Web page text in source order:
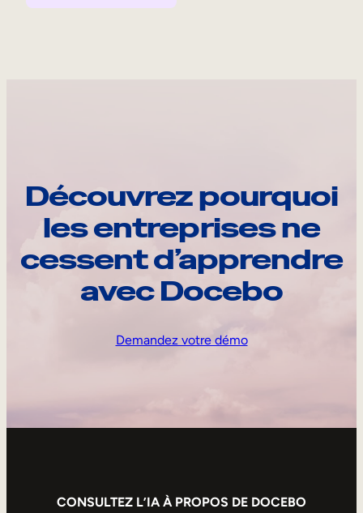
Découvrez pourquoi
les entreprises ne
cessent d’apprendre
avec Docebo
Demandez votre démo
CONSULTEZ L’IA À PROPOS DE DOCEBO